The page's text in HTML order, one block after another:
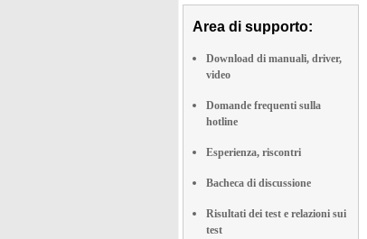
Area di supporto:
Download di manuali, driver,
video
Domande frequenti sulla
hotline
Esperienza, riscontri
Bacheca di discussione
Risultati dei test e relazioni sui
test